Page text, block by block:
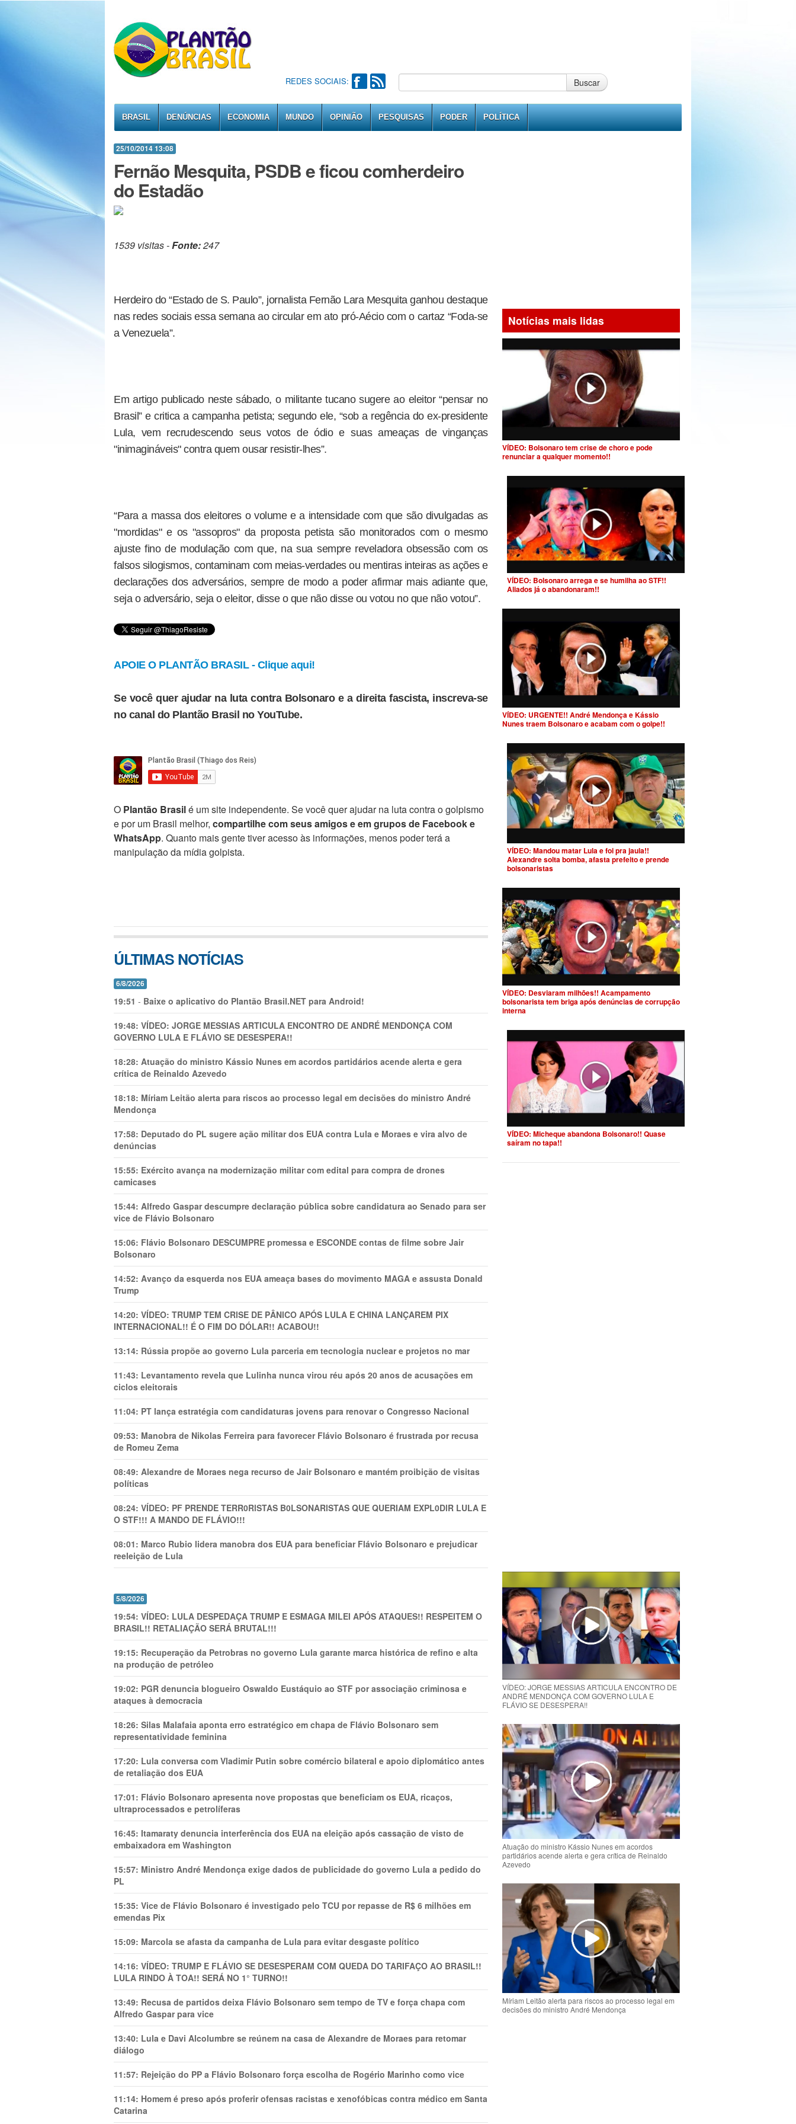
REDES SOCIAIS: Buscar
BRASIL DENÚNCIAS ECONOMIA MUNDO OPINIÃO PESQUISAS PODER POLÍTICA
25/10/2014 13:08
Fernão Mesquita, PSDB e ficou comherdeiro
do Estadão
1539 visitas -Fonte:247
Herdeiro do “Estado de S. Paulo”, jornalista Fernão Lara Mesquita ganhou destaque
nas redes sociais essa semana ao circular em ato pró-Aécio com o cartaz “Foda-se
a Venezuela”.
Em artigo publicado neste sábado, o militante tucano sugere ao eleitor “pensar no
Brasil” e critica a campanha petista; segundo ele, “sob a regência do ex-presidente
Lula, vem recrudescendo seus votos de ódio e suas ameaças de vinganças
"inimagináveis" contra quem ousar resistir-lhes”.
“Para a massa dos eleitores o volume e a intensidade com que são divulgadas as
"mordidas" e os "assopros" da proposta petista são monitorados com o mesmo
ajuste fino de modulação com que, na sua sempre reveladora obsessão com os
falsos silogismos, contaminam com meias-verdades ou mentiras inteiras as ações e
declarações dos adversários, sempre de modo a poder afirmar mais adiante que,
seja o adversário, seja o eleitor, disse o que não disse ou votou no que não votou”.
APOIE O PLANTÃO BRASIL - Clique aqui!
Se você quer ajudar na luta contra Bolsonaro e a direita fascista, inscreva-se
no canal do Plantão Brasil no YouTube.
O Plantão Brasilé um site independente. Se você quer ajudar na luta contra o golpismo
e por um Brasil melhor, compartilhe com seus amigos e em grupos de Facebook e
WhatsApp. Quanto mais gente tiver acesso às informações, menos poder terá a
manipulação da mídia golpista.
ÚLTIMAS NOTÍCIAS
6/8/2026
19:51 - Baixe o aplicativo do Plantão Brasil.NET para Android!
19:48: VÍDEO: JORGE MESSIAS ARTICULA ENCONTRO DE ANDRÉ MENDONÇA COM
GOVERNO LULA E FLÁVIO SE DESESPERA!!
18:28: Atuação do ministro Kássio Nunes em acordos partidários acende alerta e gera
crítica de Reinaldo Azevedo
18:18: Míriam Leitão alerta para riscos ao processo legal em decisões do ministro André
Mendonça
17:58: Deputado do PL sugere ação militar dos EUA contra Lula e Moraes e vira alvo de
denúncias
15:55: Exército avança na modernização militar com edital para compra de drones
camicases
15:44: Alfredo Gaspar descumpre declaração pública sobre candidatura ao Senado para ser
vice de Flávio Bolsonaro
15:06: Flávio Bolsonaro DESCUMPRE promessa e ESCONDE contas de filme sobre Jair
Bolsonaro
14:52: Avanço da esquerda nos EUA ameaça bases do movimento MAGA e assusta Donald
Trump
14:20: VÍDEO: TRUMP TEM CRlSE DE PÂNlCO APÓS LULA E CHINA LANÇAREM PIX
INTERNACIONAL!! É O FIM DO DÓLAR!! ACABOU!!
13:14: Rússia propõe ao governo Lula parceria em tecnologia nuclear e projetos no mar
11:43: Levantamento revela que Lulinha nunca virou réu após 20 anos de acusações em
ciclos eleitorais
11:04: PT lança estratégia com candidaturas jovens para renovar o Congresso Nacional
09:53: Manobra de Nikolas Ferreira para favorecer Flávio Bolsonaro é frustrada por recusa
de Romeu Zema
08:49: Alexandre de Moraes nega recurso de Jair Bolsonaro e mantém proibição de visitas
políticas
08:24: VÍDEO: PF PRENDE TERR0RlSTAS B0LSONARlSTAS QUE QUERIAM EXPL0DlR LULA E
O STF!!! A MANDO DE FLÁVIO!!!
08:01: Marco Rubio lidera manobra dos EUA para beneficiar Flávio Bolsonaro e prejudicar
reeleição de Lula
5/8/2026
19:54: VÍDEO: LULA DESPEDAÇA TRUMP E ESMAGA MILEI APÓS ATAQUES!! RESPEITEM O
BRASIL!! RETALIAÇÃO SERÁ BRUTAL!!!
19:15: Recuperação da Petrobras no governo Lula garante marca histórica de refino e alta
na produção de petróleo
19:02: PGR denuncia blogueiro Oswaldo Eustáquio ao STF por associação criminosa e
ataques à democracia
18:26: Silas Malafaia aponta erro estratégico em chapa de Flávio Bolsonaro sem
representatividade feminina
17:20: Lula conversa com Vladimir Putin sobre comércio bilateral e apoio diplomático antes
de retaliação dos EUA
17:01: Flávio Bolsonaro apresenta nove propostas que beneficiam os EUA, ricaços,
ultraprocessados e petrolíferas
16:45: Itamaraty denuncia interferência dos EUA na eleição após cassação de visto de
embaixadora em Washington
15:57: Ministro André Mendonça exige dados de publicidade do governo Lula a pedido do
PL
15:35: Vice de Flávio Bolsonaro é investigado pelo TCU por repasse de R$ 6 milhões em
emendas Pix
15:09: Marcola se afasta da campanha de Lula para evitar desgaste político
14:16: VÍDEO: TRUMP E FLÁVIO SE DESESPERAM COM QUEDA DO TARIFAÇO AO BRASIL!!
LULA RINDO À TOA!! SERÁ NO 1° TURNO!!
13:49: Recusa de partidos deixa Flávio Bolsonaro sem tempo de TV e força chapa com
Alfredo Gaspar para vice
13:40: Lula e Davi Alcolumbre se reúnem na casa de Alexandre de Moraes para retomar
diálogo
11:57: Rejeição do PP a Flávio Bolsonaro força escolha de Rogério Marinho como vice
11:14: Homem é preso após proferir ofensas racistas e xenofóbicas contra médico em Santa
Catarina
Notícias mais lidas
VÍDEO: Bolsonaro tem crise de choro e pode
renunciar a qualquer momento!!
VÍDEO: Bolsonaro arrega e se humilha ao STF!!
Aliados já o abandonaram!!
VÍDEO: URGENTE!! André Mendonça e Kássio
Nunes traem Bolsonaro e acabam com o golpe!!
VÍDEO: Mandou matar Lula e foi pra jaula!!
Alexandre solta bomba, afasta prefeito e prende
bolsonaristas
VÍDEO: Desviaram milhões!! Acampamento
bolsonarista tem briga após denúncias de corrupção
interna
VÍDEO: Micheque abandona Bolsonaro!! Quase
saíram no tapa!!
VÍDEO: JORGE MESSIAS ARTICULA ENCONTRO DE
ANDRÉ MENDONÇA COM GOVERNO LULA E
FLÁVIO SE DESESPERA!!
Atuação do ministro Kássio Nunes em acordos
partidários acende alerta e gera crítica de Reinaldo
Azevedo
Míriam Leitão alerta para riscos ao processo legal em
decisões do ministro André Mendonça